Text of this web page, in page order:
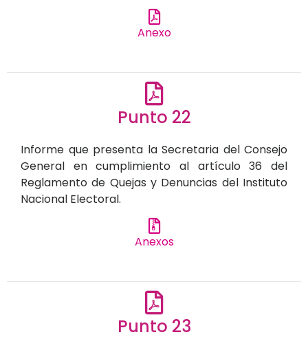
Anexo
Punto 22
Informe que presenta la Secretaria del Consejo
General en cumplimiento al artículo 36 del
Reglamento de Quejas y Denuncias del Instituto
Nacional Electoral.
Anexos
Punto 23